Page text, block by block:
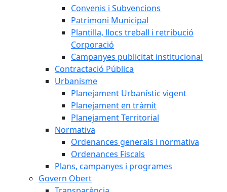
Convenis i Subvencions
Patrimoni Municipal
Plantilla, llocs treball i retribució
Corporació
Campanyes publicitat institucional
Contractació Pública
Urbanisme
Planejament Urbanístic vigent
Planejament en tràmit
Planejament Territorial
Normativa
Ordenances generals i normativa
Ordenances Fiscals
Plans, campanyes i programes
Govern Obert